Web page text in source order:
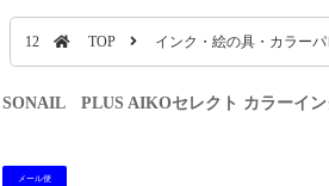
12 TOP インク・絵の具・カラーパ
SONAIL PLUS AIKOセレクト カラーイン
メール便